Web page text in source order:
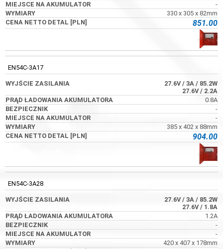
-
330 x 305 x 82mm
851.00
EN54C-3A17
27.6V/ 3A / 85.2W
27.6V/ 2.2A
0.8A
-
-
385 x 402 x 88mm
904.00
EN54C-3A28
27.6V/ 3A / 85.2W
27.6V/ 1.8A
1.2A
-
-
420 x 407 x 178mm